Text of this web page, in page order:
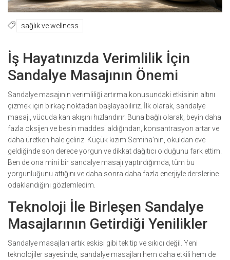
sağlık ve wellness
İş Hayatınızda Verimlilik İçin
Sandalye Masajının Önemi
Sandalye masajının verimliliği artırma konusundaki etkisinin altını
çizmek için birkaç noktadan başlayabiliriz. İlk olarak, sandalye
masajı, vücuda kan akışını hızlandırır. Buna bağlı olarak, beyin daha
fazla oksijen ve besin maddesi aldığından, konsantrasyon artar ve
daha üretken hale geliriz. Küçük kızım Semiha'nın, okuldan eve
geldiğinde son derece yorgun ve dikkat dağıtıcı olduğunu fark ettim.
Ben de ona mini bir sandalye masajı yaptırdığımda, tüm bu
yorgunluğunu attığını ve daha sonra daha fazla enerjiyle derslerine
odaklandığını gözlemledim.
Teknoloji İle Birleşen Sandalye
Masajlarının Getirdiği Yenilikler
Sandalye masajları artık eskisi gibi tek tip ve sıkıcı değil. Yeni
teknolojiler sayesinde, sandalye masajları hem daha etkili hem de